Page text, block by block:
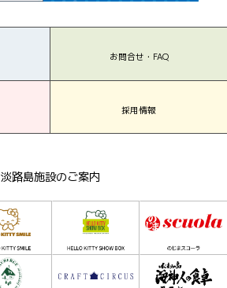
お問合せ・FAQ
採用情報
淡路島施設のご案内